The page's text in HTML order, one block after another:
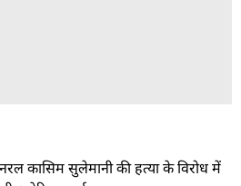
कासिम सुलेमानी की हत्या के विरोध में